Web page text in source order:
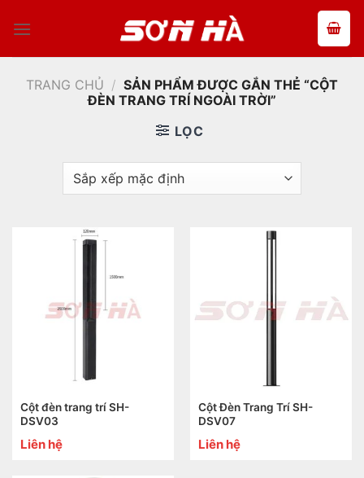
qua
TRANG CHỦ / SẢN PHẨM ĐƯỢC GẮN THẺ “CỘT
ĐÈN TRANG TRÍ NGOÀI TRỜI”
LỌC
Cột đèn trang trí SH-
DSV03
Liên hệ
Cột Đèn Trang Trí SH-
DSV07
Liên hệ